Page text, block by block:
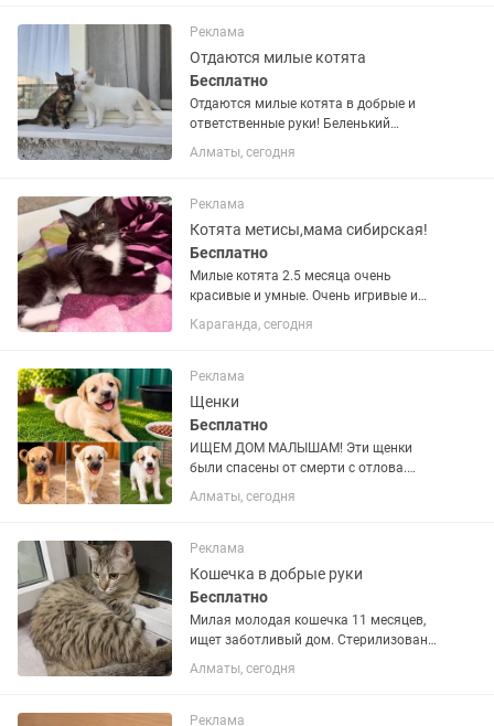
Реклама
Отдаются милые котята
Бесплатно
Отдаются милые котята в добрые и
ответственные руки! Беленький
мальчик с голубыми глазками
трехцветная кошечка окрас черепаший
на отлично.Подарят вам любовь и...
Алматы, сегодня
Реклама
Котята метисы,мама сибирская!
Бесплатно
Милые котята 2.5 месяца очень
красивые и умные. Очень игривые и
ласковые. Мама сибирская а папа
дворянин. Кушают все не
домашние. Отдадим в добрые и
порядочные...
Караганда, сегодня
Реклама
Щенки
Бесплатно
ИЩЕМ ДОМ МАЛЫШАМ! Эти щенки
были спасены от смерти с отлова.
Теперь им очень нужны любящие
Алматы, сегодня
Реклама
Кошечка в добрые руки
Бесплатно
Милая молодая кошечка 11 месяцев,
ищет заботливый дом. Стерилизована,
ходит в лоток, в еде не привередлива.
Игривая и ласковая.
Алматы, сегодня
Реклама